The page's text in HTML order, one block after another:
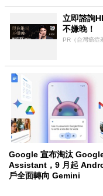
立即諮詢
不嫌晚！
PR（台灣癌症
Google 宣布淘汰
Assistant，9 月起
戶全面轉向 Gemini